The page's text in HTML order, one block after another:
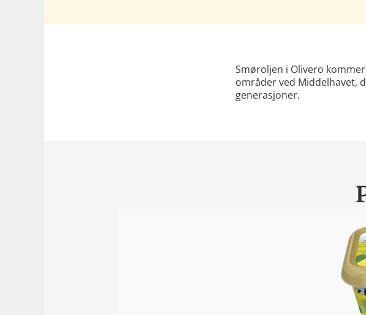
Smøroljen i Olivero
områder ved Middelhavet,
generasjoner.